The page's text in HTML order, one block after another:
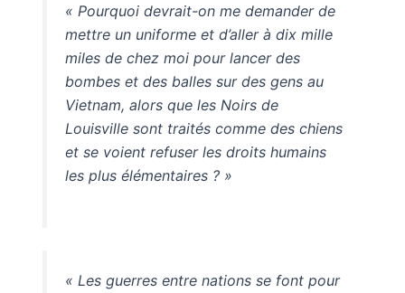
« Pourquoi devrait-on me demander de
mettre un uniforme et d’aller à dix mille
miles de chez moi pour lancer des
bombes et des balles sur des gens au
Vietnam, alors que les Noirs de
Louisville sont traités comme des chiens
et se voient refuser les droits humains
les plus élémentaires ? »
« Les guerres entre nations se font pour